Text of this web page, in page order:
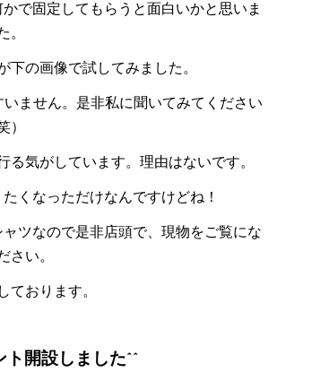
で固定してもらうと面白いかと思いま
。
下の画像で試してみました。
ません。是非私に聞いてみてください
）
気がしています。理由はないです。
くなっただけなんですけどね！
ツなので是非店頭で、現物をご覧にな
さい。
ております。
ト開設しました^^